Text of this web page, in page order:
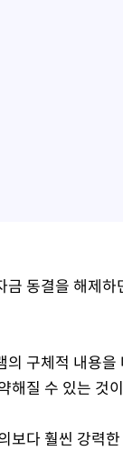
동결을 해제
구체적 내용
해질 수 있는 것
보다 훨씬 강력